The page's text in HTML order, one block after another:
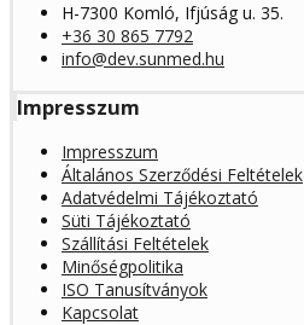
H-7300 Komló, Ifjúság u. 35.
+36 30 865 7792
info@dev.sunmed.hu
Impresszum
Impresszum
Általános Szerződési Feltételek
Adatvédelmi Tájékoztató
Süti Tájékoztató
Szállítási Feltételek
Minőségpolitika
ISO Tanusítványok
Kapcsolat